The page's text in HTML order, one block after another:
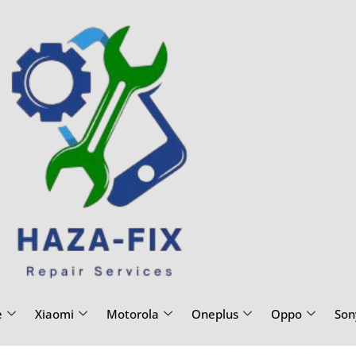
Xiaomi Motorola Oneplus Oppo